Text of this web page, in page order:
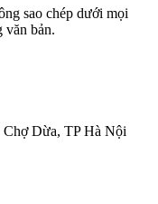
sao chép dưới mọi
văn bản.
Dừa, TP Hà Nội